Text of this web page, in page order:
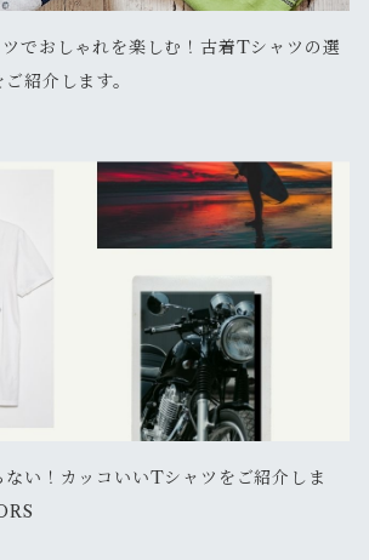
でおしゃれを楽しむ！古着Tシャツの選
紹介します。
い！カッコいいTシャツをご紹介しま